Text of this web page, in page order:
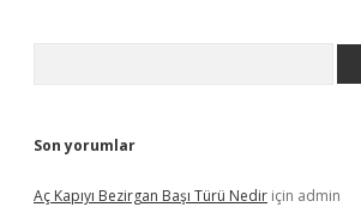
Son yorumlar
Aç Kapıyı Bezirgan Başı Türü Nedir için admin